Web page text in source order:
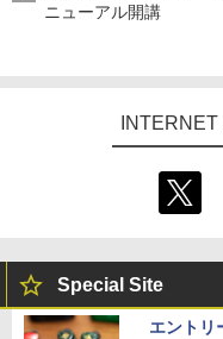
ニューアル開講
Special Site
エントリ